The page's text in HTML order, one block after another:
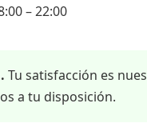
– 22:00
Tu satisfacción es
a tu disposición.